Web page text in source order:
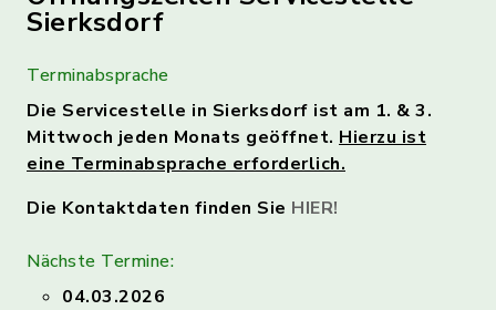
Sierksdorf
Terminabsprache
Die Servicestelle in Sierksdorf ist am 1. & 3.
Mittwoch jeden Monats geöffnet. Hierzu ist
eine Terminabsprache erforderlich.
Die Kontaktdaten finden Sie HIER!
Nächste Termine:
04.03.2026